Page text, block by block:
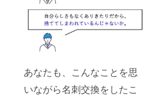
あなたも、こんなことを思
いながら名刺交換をしたこ